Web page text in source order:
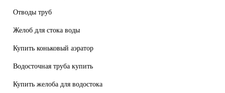
Отводы труб
Желоб для стока воды
Купить коньковый аэратор
Водосточная труба купить
Купить желоба для водостока